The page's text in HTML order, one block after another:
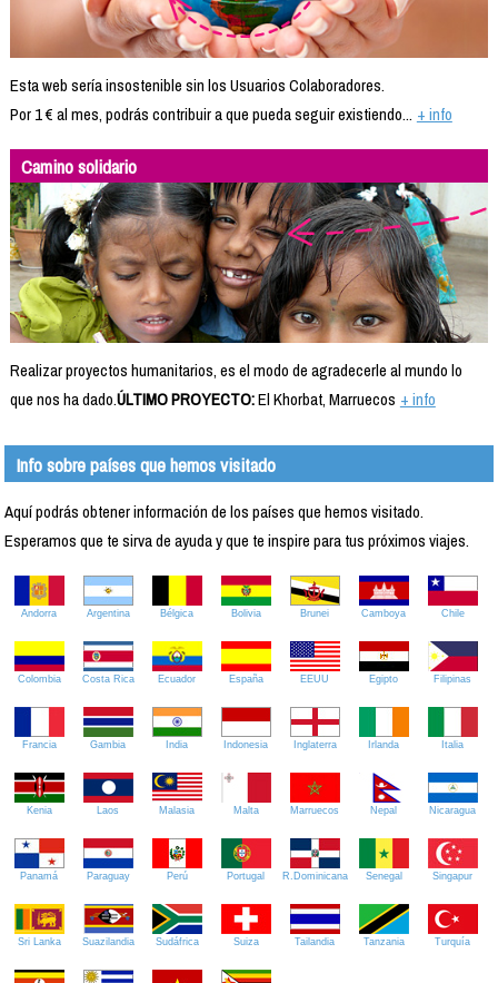
Esta web sería insostenible sin los Usuarios Colaboradores.
Por 1 € al mes, podrás contribuir a que pueda seguir existiendo... + info
Camino solidario
Realizar proyectos humanitarios, es el modo de agradecerle al mundo lo
que nos ha dado.ÚLTIMO PROYECTO:El Khorbat, Marruecos + info
Info sobre países que hemos visitado
Aquí podrás obtener información de los países que hemos visitado.
Esperamos que te sirva de ayuda y que te inspire para tus próximos viajes.
Andorra Argentina Bélgica Bolivia Brunei Camboya Chile
Colombia Costa Rica Ecuador España EEUU Egipto Filipinas
Francia Gambia India Indonesia Inglaterra Irlanda Italia
Kenia Laos Malasia Malta Marruecos Nepal Nicaragua
Panamá Paraguay Perú Portugal R.Dominicana Senegal Singapur
Sri Lanka Suazilandia Sudáfrica Suiza Tailandia Tanzania Turquía